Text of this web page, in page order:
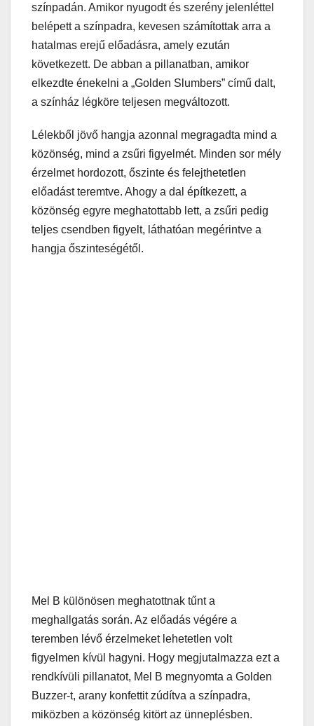
színpadán. Amikor nyugodt és szerény jelenléttel
belépett a színpadra, kevesen számítottak arra a
hatalmas erejű előadásra, amely ezután
következett. De abban a pillanatban, amikor
elkezdte énekelni a „Golden Slumbers” című dalt,
a színház légköre teljesen megváltozott.
Lélekből jövő hangja azonnal megragadta mind a
közönség, mind a zsűri figyelmét. Minden sor mély
érzelmet hordozott, őszinte és felejthetetlen
előadást teremtve. Ahogy a dal építkezett, a
közönség egyre meghatottabb lett, a zsűri pedig
teljes csendben figyelt, láthatóan megérintve a
hangja őszinteségétől.
Mel B különösen meghatottnak tűnt a
meghallgatás során. Az előadás végére a
teremben lévő érzelmeket lehetetlen volt
figyelmen kívül hagyni. Hogy megjutalmazza ezt a
rendkívüli pillanatot, Mel B megnyomta a Golden
Buzzer-t, arany konfettit zúdítva a színpadra,
miközben a közönség kitört az ünneplésben.